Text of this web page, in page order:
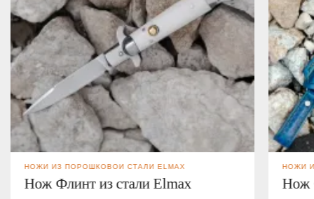
НОЖИ ИЗ ПОРОШКОВОЙ СТАЛИ ELMAX
Нож Флинт из стали Elmax
НОЖИ
Нож